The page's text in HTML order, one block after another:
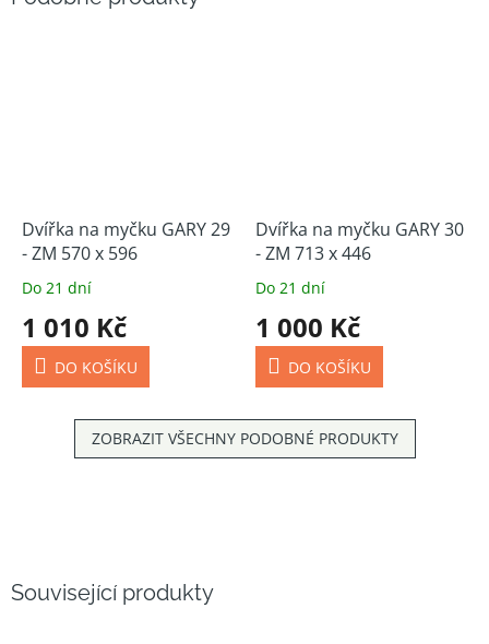
Související produkty
Dvířka na myčku GARY 29
- ZM 570 x 596
Do 21 dní
1 010 Kč
DO KOŠÍKU
Dvířka na myčku GARY 30
- ZM 713 x 446
Do 21 dní
1 000 Kč
DO KOŠÍKU
ZOBRAZIT VŠECHNY PODOBNÉ PRODUKTY